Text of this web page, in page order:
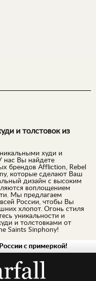
Spirit
и толстовок из
худи и
нас Вы найдете
брендов Affliction, Rebel
которые сделают Ваш
дизайн с высоким
воплощением
Мы предлагаем
России, чтобы Вы
хлопот. Огонь стиля
уникальности и
и толстовками от
Saints Sinphony!
с примеркой!